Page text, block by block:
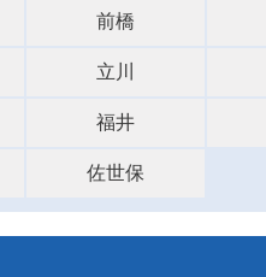
前橋
立川
福井
佐世保